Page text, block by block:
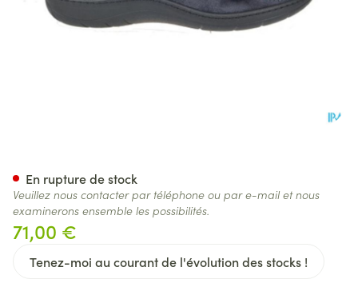
71,00 €
Tenez-moi au courant de l'évolution des stocks !
En rupture de stock
Veuillez nous contacter par téléphone ou par e-mail et nous
examinerons ensemble les possibilités.